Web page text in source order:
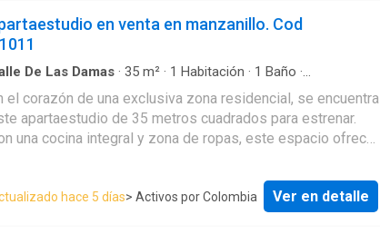
en venta en manzanillo. Cod
De Las Damas · 35 m² · 1 Habitación · 1 Baño ·
·Sauna·Vista panorámica
el corazón de una exclusiva zona residencial, se encuentra
apartaestudio de 35 metros cuadrados para estrenar.
una cocina integral y zona de ropas, este espacio ofrece
un toque de elegancia, mientras que las divisiones
una distribución armoniosa. Disfruta de vistas
hace 5 días> Activos por Colombia Ver en detalle